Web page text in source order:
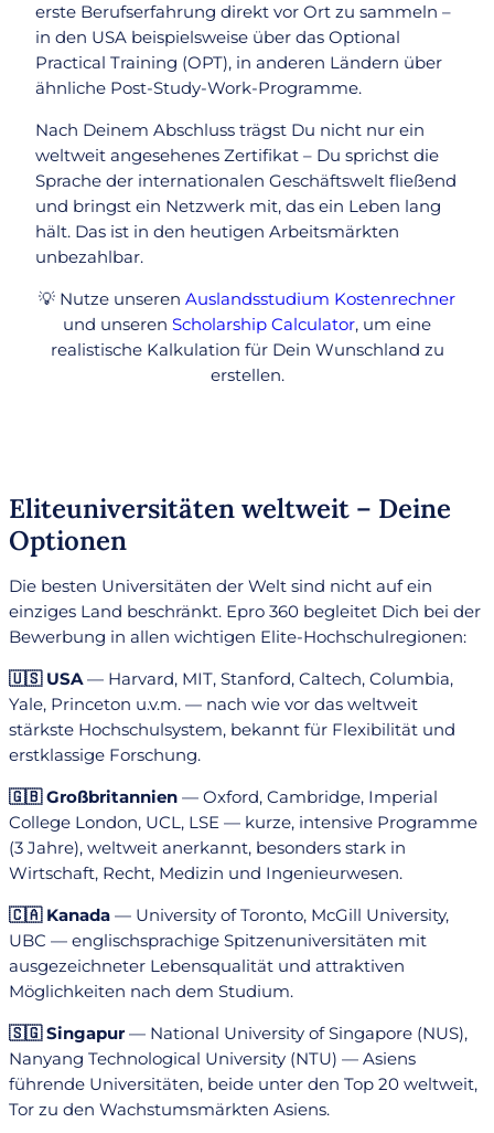
erste Berufserfahrung direkt vor Ort zu sammeln –
in den USA beispielsweise über das Optional
Practical Training (OPT), in anderen Ländern über
ähnliche Post-Study-Work-Programme.
Nach Deinem Abschluss trägst Du nicht nur ein
weltweit angesehenes Zertifikat – Du sprichst die
Sprache der internationalen Geschäftswelt fließend
und bringst ein Netzwerk mit, das ein Leben lang
hält. Das ist in den heutigen Arbeitsmärkten
unbezahlbar.
💡 Nutze unseren Auslandsstudium Kostenrechner
und unseren Scholarship Calculator, um eine
realistische Kalkulation für Dein Wunschland zu
erstellen.
Eliteuniversitäten weltweit – Deine
Optionen
Die besten Universitäten der Welt sind nicht auf ein
einziges Land beschränkt. Epro 360 begleitet Dich bei der
Bewerbung in allen wichtigen Elite-Hochschulregionen:
🇺🇸 USA— Harvard, MIT, Stanford, Caltech, Columbia,
Yale, Princeton u.v.m. — nach wie vor das weltweit
stärkste Hochschulsystem, bekannt für Flexibilität und
erstklassige Forschung.
🇬🇧 Großbritannien — Oxford, Cambridge, Imperial
College London, UCL, LSE — kurze, intensive Programme
(3 Jahre), weltweit anerkannt, besonders stark in
Wirtschaft, Recht, Medizin und Ingenieurwesen.
🇨🇦 Kanada — University of Toronto, McGill University,
UBC — englischsprachige Spitzenuniversitäten mit
ausgezeichneter Lebensqualität und attraktiven
Möglichkeiten nach dem Studium.
🇸🇬 Singapur — National University of Singapore (NUS),
Nanyang Technological University (NTU) — Asiens
führende Universitäten, beide unter den Top 20 weltweit,
Tor zu den Wachstumsmärkten Asiens.